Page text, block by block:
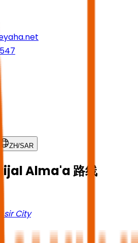
ZH/SAR
Alma'a 路线
City